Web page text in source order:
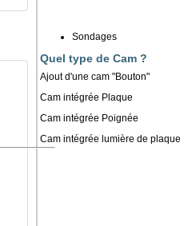
Sondages
Quel type de Cam ?
Ajout d'une cam "Bouton"
Cam intégrée Plaque
Cam intégrée Poignée
Cam intégrée lumière de plaque